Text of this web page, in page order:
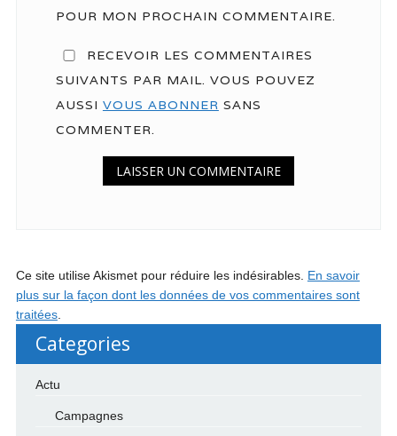
POUR MON PROCHAIN COMMENTAIRE.
RECEVOIR LES COMMENTAIRES
SUIVANTS PAR MAIL. VOUS POUVEZ
AUSSI VOUS ABONNER SANS
COMMENTER.
Ce site utilise Akismet pour réduire les indésirables. En savoir
plus sur la façon dont les données de vos commentaires sont
traitées.
Categories
Actu
Campagnes